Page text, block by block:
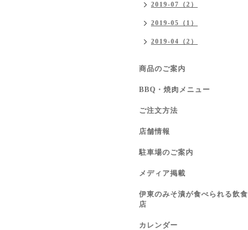
2019-07（2）
2019-05（1）
2019-04（2）
商品のご案内
BBQ・焼肉メニュー
ご注文方法
店舗情報
駐車場のご案内
メディア掲載
伊東のみそ漬が食べられる飲食
店
カレンダー